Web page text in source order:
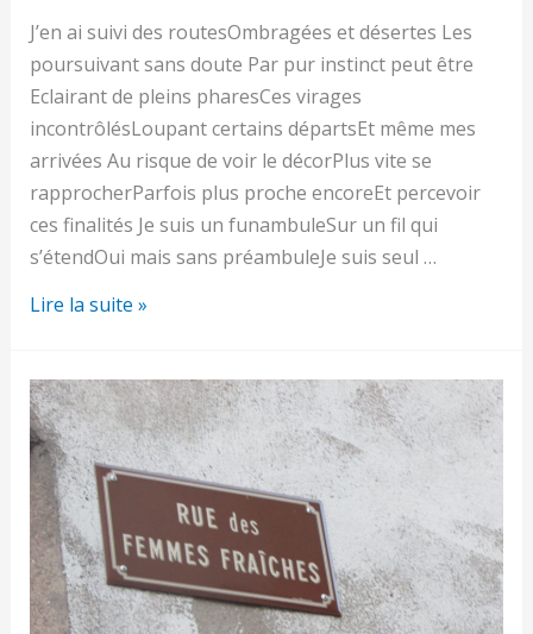
J’en ai suivi des routesOmbragées et désertes Les
poursuivant sans doute Par pur instinct peut être
Eclairant de pleins pharesCes virages
incontrôlésLoupant certains départsEt même mes
arrivées Au risque de voir le décorPlus vite se
rapprocherParfois plus proche encoreEt percevoir
ces finalités Je suis un funambuleSur un fil qui
s’étendOui mais sans préambuleJe suis seul …
Mes
Lire la suite »